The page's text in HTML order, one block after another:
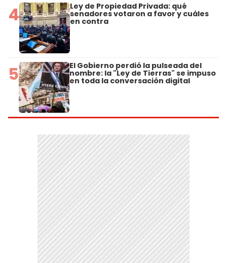
4 Ley de Propiedad Privada: qué
senadores votaron a favor y cuáles
en contra
5 El Gobierno perdió la pulseada del
nombre: la "Ley de Tierras" se impuso
en toda la conversación digital